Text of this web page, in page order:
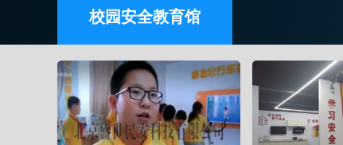
校园安全教育馆